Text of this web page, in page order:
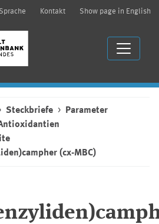
Kontakt Show page in English
Steckbriefe
Parameter
(cx-MBC)